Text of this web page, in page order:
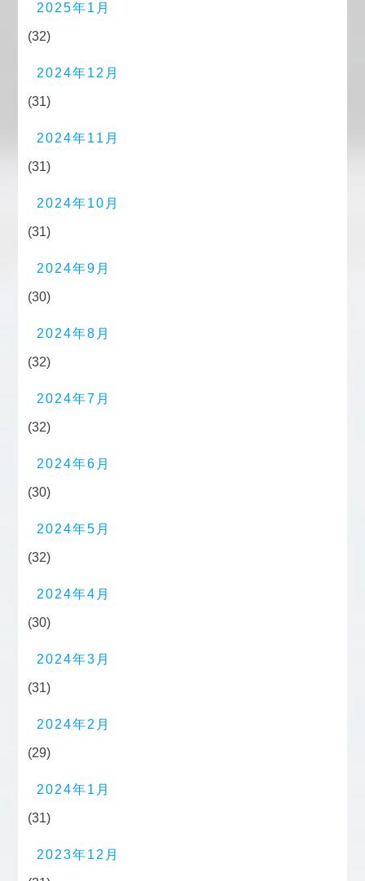
2025年1月
(32)
2024年12月
(31)
2024年11月
(31)
2024年10月
(31)
2024年9月
(30)
2024年8月
(32)
2024年7月
(32)
2024年6月
(30)
2024年5月
(32)
2024年4月
(30)
2024年3月
(31)
2024年2月
(29)
2024年1月
(31)
2023年12月